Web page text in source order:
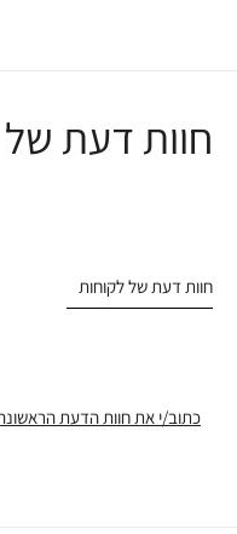
חוות דעת
חוות דעת של לקוחות
כתוב/י את חוות הדעת